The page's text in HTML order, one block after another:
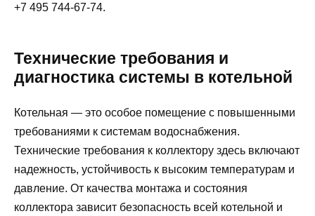
+7 495 744-67-74.
Технические требования и
диагностика системы в котельной
Котельная — это особое помещение с повышенными
требованиями к системам водоснабжения.
Технические требования к коллектору здесь включают
надежность, устойчивость к высоким температурам и
давление. От качества монтажа и состояния
коллектора зависит безопасность всей котельной и